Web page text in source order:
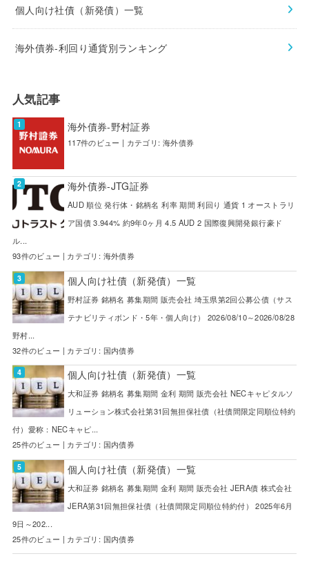
個人向け社債（新発債）一覧
海外債券-利回り通貨別ランキング
人気記事
海外債券-野村証券
117件のビュー | カテゴリ: 海外債券
海外債券-JTG証券
AUD 順位 発行体・銘柄名 利率 期間 利回り 通貨 1 オーストラリ
ア国債 3.944% 約9年0ヶ月 4.5 AUD 2 国際復興開発銀行豪ド
ル...
93件のビュー | カテゴリ: 海外債券
個人向け社債（新発債）一覧
野村証券 銘柄名 募集期間 販売会社 埼玉県第2回公募公債（サス
テナビリティボンド・5年・個人向け） 2026/08/10～2026/08/28
野村...
32件のビュー | カテゴリ: 国内債券
個人向け社債（新発債）一覧
大和証券 銘柄名 募集期間 金利 期間 販売会社 NECキャピタルソ
リューション株式会社第31回無担保社債（社債間限定同順位特約
付）愛称：NECキャピ...
25件のビュー | カテゴリ: 国内債券
個人向け社債（新発債）一覧
大和証券 銘柄名 募集期間 金利 期間 販売会社 JERA債 株式会社
JERA第31回無担保社債（社債間限定同順位特約付） 2025年6月
9日～202...
25件のビュー | カテゴリ: 国内債券